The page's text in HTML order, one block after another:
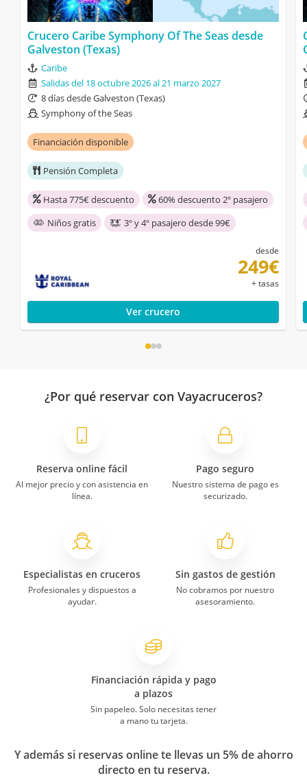
Crucero Caribe Symphony Of The Seas desde
Galveston (Texas)
Caribe
Salidas del 18 octubre 2026 al 21 marzo 2027
8 días desde Galveston (Texas)
Symphony of the Seas
Financiación disponible
Pensión Completa
Hasta 775€ descuento
60% descuento 2º pasajero
Niños gratis
3º y 4º pasajero desde 99€
desde
249€
+ tasas
Ver crucero
¿Por qué reservar con Vayacruceros?
Reserva online fácil
Al mejor precio y con asistencia en
línea.
Pago seguro
Nuestro sistema de pago es
securizado.
Especialistas en cruceros
Profesionales y dispuestos a
ayudar.
Sin gastos de gestión
No cobramos por nuestro
asesoramiento.
Financiación rápida y pago
a plazos
Sin papeleo. Solo necesitas tener
a mano tu tarjeta.
Y además si reservas online te llevas un 5% de ahorro
directo en tu reserva.